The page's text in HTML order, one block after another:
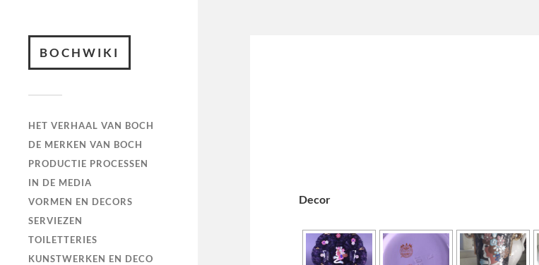
BOCHWIKI
HET VERHAAL VAN BOCH
DE MERKEN VAN BOCH
PRODUCTIE PROCESSEN
IN DE MEDIA
VORMEN EN DECORS
SERVIEZEN
TOILETTERIES
KUNSTWERKEN EN DECO
Decor